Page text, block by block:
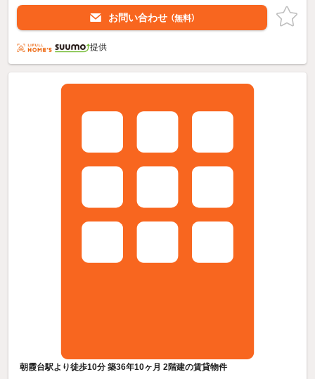
お問い合わせ （無料）
提供
朝霞台駅より徒歩10分 築36年10ヶ月 2階建の賃貸物件